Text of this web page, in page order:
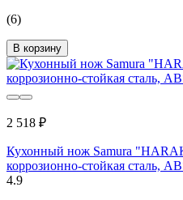
(6)
В корзину
2 518 ₽
Кухонный нож Samura
коррозионно-стойкая сталь,
4.9